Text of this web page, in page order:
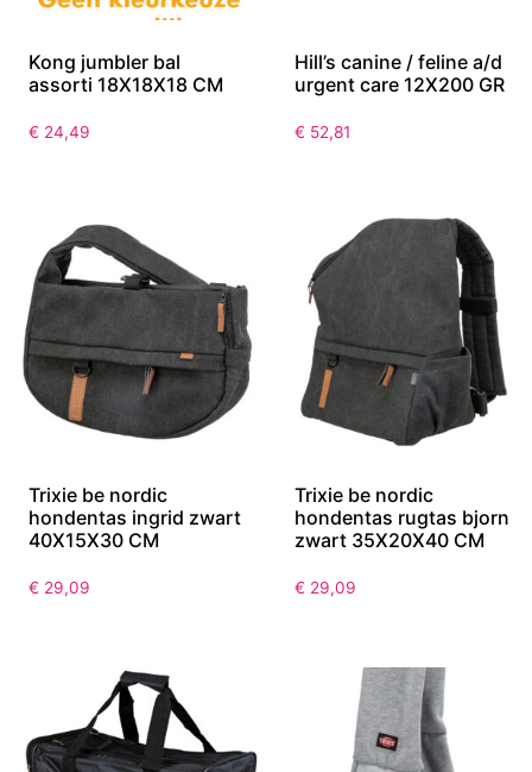
Kong jumbler bal
assorti 18X18X18 CM
€ 24,49
Hill’s canine / feline a/d
urgent care 12X200 GR
€ 52,81
Trixie be nordic
hondentas ingrid zwart
40X15X30 CM
€ 29,09
Trixie be nordic
hondentas rugtas bjorn
zwart 35X20X40 CM
€ 29,09